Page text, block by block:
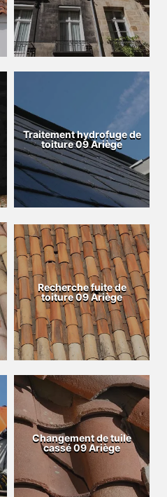
Traitement hydrofuge de
toiture 09 Ariège
Recherche fuite de
toiture 09 Ariège
Changement de tuile
cassé 09 Ariège